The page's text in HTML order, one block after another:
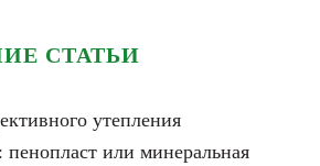
СТАТЬИ
утепления
пенопласт или минеральная